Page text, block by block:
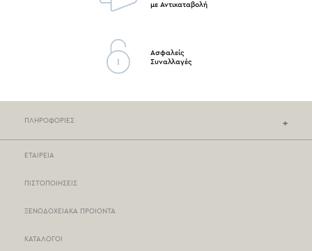
με Αντικαταβολή
Ασφαλείς
Συναλλαγές
ΠΛΗΡΟΦΟΡΙΕΣ
ΕΤΑΙΡΕΙΑ
ΠΙΣΤΟΠΟΙΗΣΕΙΣ
ΞΕΝΟΔΟΧΕΙΑΚΑ ΠΡΟΙΟΝΤΑ
ΚΑΤΑΛΟΓΟΙ